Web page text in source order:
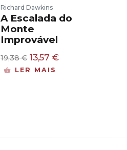
Richard Dawkins
A Escalada do
Monte
Improvável
19,38€ O
preço
original
13,57€O
LER MAIS